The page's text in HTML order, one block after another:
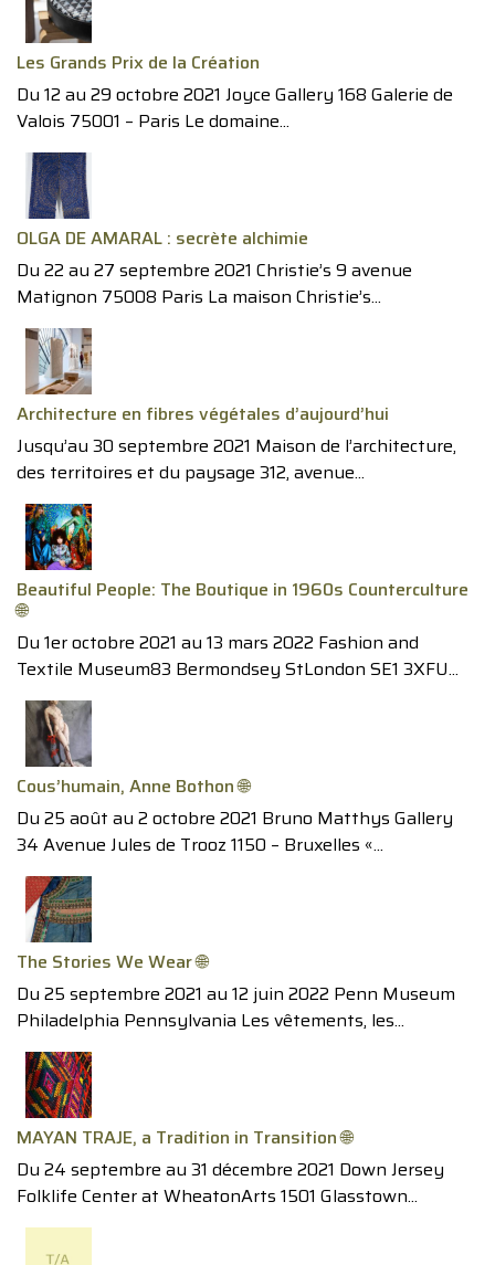
Les Grands Prix de la Création
Du 12 au 29 octobre 2021 Joyce Gallery 168 Galerie de
Valois 75001 – Paris Le domaine...
OLGA DE AMARAL : secrète alchimie
Du 22 au 27 septembre 2021 Christie’s 9 avenue
Matignon 75008 Paris La maison Christie’s...
Architecture en fibres végétales d’aujourd’hui
Jusqu’au 30 septembre 2021 Maison de l’architecture,
des territoires et du paysage 312, avenue...
Beautiful People: The Boutique in 1960s Counterculture
🌐
Du 1er octobre 2021 au 13 mars 2022 Fashion and
Textile Museum83 Bermondsey StLondon SE1 3XFU...
Cous’humain, Anne Bothon 🌐
Du 25 août au 2 octobre 2021 Bruno Matthys Gallery
34 Avenue Jules de Trooz 1150 – Bruxelles «...
The Stories We Wear 🌐
Du 25 septembre 2021 au 12 juin 2022 Penn Museum
Philadelphia Pennsylvania Les vêtements, les...
MAYAN TRAJE, a Tradition in Transition 🌐
Du 24 septembre au 31 décembre 2021 Down Jersey
Folklife Center at WheatonArts 1501 Glasstown...